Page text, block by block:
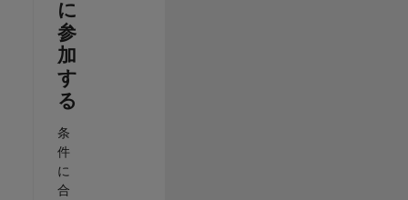
に
参
加
す
る
条
件
に
合